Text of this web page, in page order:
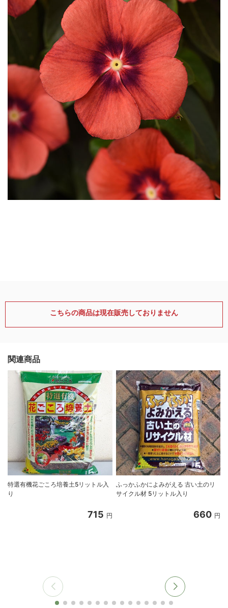
こちらの商品は現在販売しておりません
関連商品
特選有機花ごころ培養土5リットル入
り
715 円
ふっかふかによみがえる 古い土のリ
サイクル材 5リットル入り
660 円